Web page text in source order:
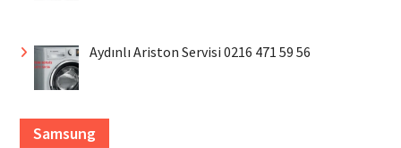
Aydınlı Ariston Servisi 0216 471 59 56
Samsung